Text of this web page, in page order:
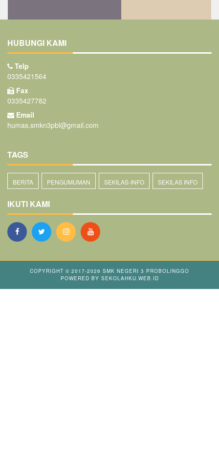
HUBUNGI KAMI
Telp
0335421564
Fax
0335427782
Email
humas.smkn3pbl@gmail.com
TAGS
BERITA PENGUMUMAN SEKILAS-INFO SEKILAS INFO
IKUTI KAMI
COPYRIGHT © 2017-2026 SMK NEGERI 3 PROBOLINGGO
POWERED BY SEKOLAHKU.WEB.ID